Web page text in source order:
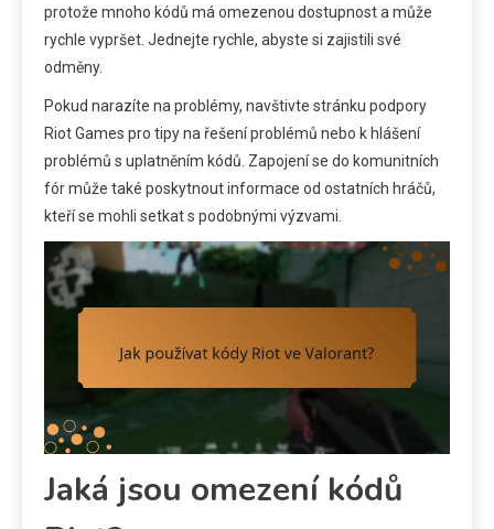
protože mnoho kódů má omezenou dostupnost a může
rychle vypršet. Jednejte rychle, abyste si zajistili své
odměny.
Pokud narazíte na problémy, navštivte stránku podpory
Riot Games pro tipy na řešení problémů nebo k hlášení
problémů s uplatněním kódů. Zapojení se do komunitních
fór může také poskytnout informace od ostatních hráčů,
kteří se mohli setkat s podobnými výzvami.
Jaká jsou omezení kódů